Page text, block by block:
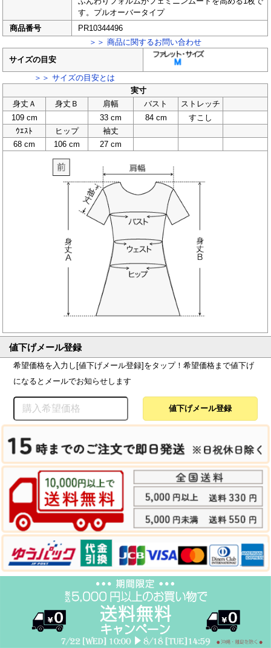
す。プルオーバータイプ
商品番号
PR10344496
＞＞ 商品に関するお問い合わせ
サイズの目安
＞＞ サイズの目安とは
実寸
身丈Ａ
身丈Ｂ 肩幅 バスト
ストレッチ
109 cm
33 cm 84 cm
すこし
ｳｴｽﾄ
ヒップ
袖丈
68 cm
106 cm 27 cm
値下げメール登録
希望価格を入力し[値下げメール登録]をタップ！希望価格まで値下げ
になるとメールでお知らせします